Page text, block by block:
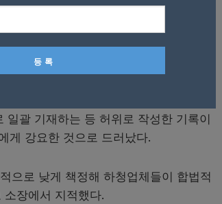
일괄 기재하는 등 허위로 작성한 기록이
게 강요한 것으로 드러났다.
으로 낮게 책정해 하청업체들이 합법적
장에서 지적했다.